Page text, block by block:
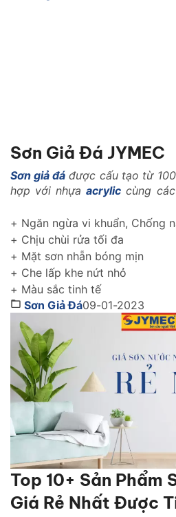
Sơn Giả Đá JYMEC
Sơn giả đá được cấu tạo từ
hợp với nhựa acrylic cùng
như: Là loại vật liệu nhẹ, có
kháng kiềm, chống rêu mốc,
+ Ngăn ngừa vi khuẩn, Chống
+ Chịu chùi rửa tối đa
+ Mặt sơn nhẵn bóng mịn
+ Che lấp khe nứt nhỏ
+ Màu sắc tinh tế
Sơn Giả Đá09-01-2023
Top 10+ Sản Phẩm
Giá Rẻ Nhất Được